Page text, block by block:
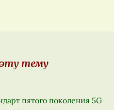
тему
пятого поколения 5G